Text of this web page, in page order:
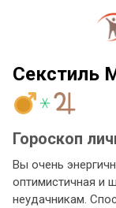
Секстиль
Гороскоп
Вы очень
оптимистичная и
неудачникам.